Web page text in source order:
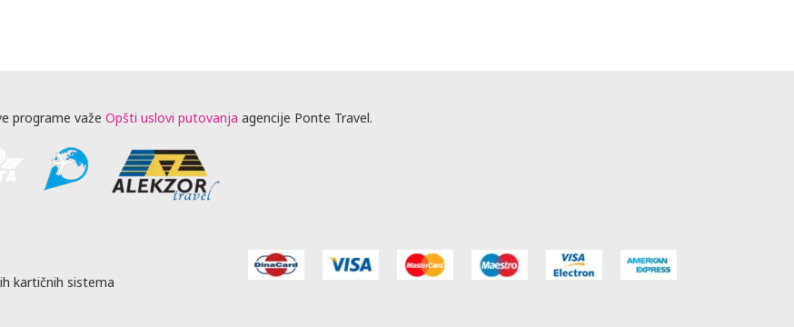
programe važe Opšti uslovi putovanja agencije Ponte Travel.
kartičnih sistema